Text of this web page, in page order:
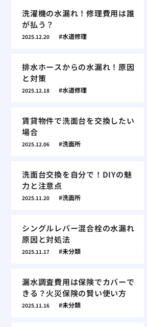
洗濯機の水漏れ！修理費用は誰
が払う？
2025.12.20 水道修理
排水ホースからの水漏れ！原因
と対策
2025.12.18 水道修理
賃貸物件で洗面台を交換したい
場合
2025.12.06 洗面所
洗面台交換を自分で！DIYの魅
力と注意点
2025.11.20 洗面所
シングルレバー混合栓の水漏れ
原因と対処法
2025.11.17 未分類
漏水調査費用は保険でカバーで
きる？火災保険の賢い使い方
2025.11.16 未分類